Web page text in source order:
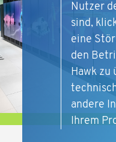
Nutzer
sind,
eine
den
Hawk zu
andere
Ihrem